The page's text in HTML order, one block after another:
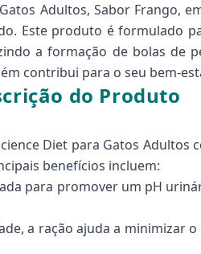
Adultos, Sabor Frango,
Este produto é formulado
a formação de bolas de
contribui para o seu bem-
do Produto
Diet para Gatos
benefícios incluem:
para promover um pH
a ração ajuda a minimizar